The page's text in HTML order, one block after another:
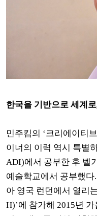
한국을 기반으로 세계
민주킴의 ‘크리에이티
이너의 이력 역시 특별
ADI)에서 공부한 후 벨
예술학교에서 공부했
아 영국 런던에서 열리
H)’에 참가해 2015년